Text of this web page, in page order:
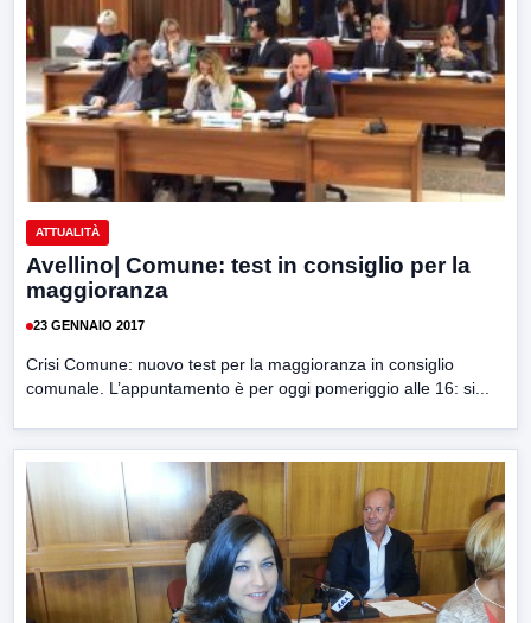
ATTUALITÀ
Avellino| Comune: test in consiglio per la
maggioranza
23 GENNAIO 2017
Crisi Comune: nuovo test per la maggioranza in consiglio
comunale. L’appuntamento è per oggi pomeriggio alle 16: si...